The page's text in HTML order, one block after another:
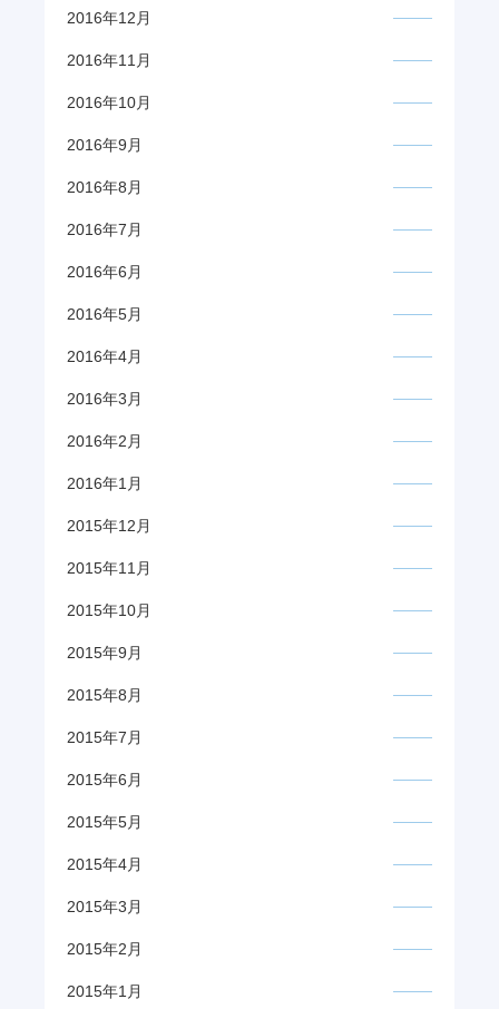
2016年12月
2016年11月
2016年10月
2016年9月
2016年8月
2016年7月
2016年6月
2016年5月
2016年4月
2016年3月
2016年2月
2016年1月
2015年12月
2015年11月
2015年10月
2015年9月
2015年8月
2015年7月
2015年6月
2015年5月
2015年4月
2015年3月
2015年2月
2015年1月